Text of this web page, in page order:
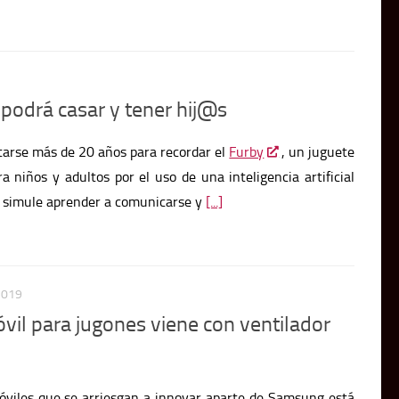
casar y tener hij@s
más de 20 años para recordar el Furby
, un juguete
niños y adultos por el uso de una inteligencia artificial
aprender a comunicarse y [...]
para jugones viene con ventilador